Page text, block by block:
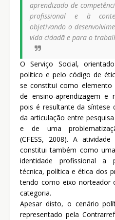
aprendizado de
profissional e à
objetivando o
vida cidadã e para o
O Serviço Social,
político e pelo código de
se constitui como elemento
de ensino-aprendizagem e
pois é resultante da síntese
da articulação entre
e de uma
(CFESS, 2008). A
constitui também como
identidade profissional a
técnica, política e ética dos
tendo como eixo norteador
categoria.
Apesar disto, o cenário
representado pela